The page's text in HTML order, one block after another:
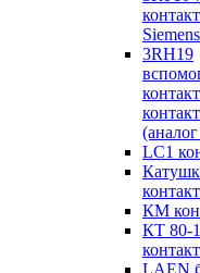
3RH19
LC1
КМ
КТ 80-
LAEN